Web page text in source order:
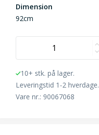
Dimension
92cm
10+ stk. på lager.
Leveringstid 1-2 hverdage.
Vare nr.: 90067068